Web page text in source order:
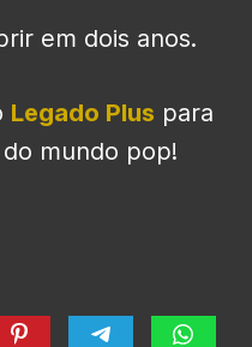
em dois anos.
Legado Plus para
mundo pop!